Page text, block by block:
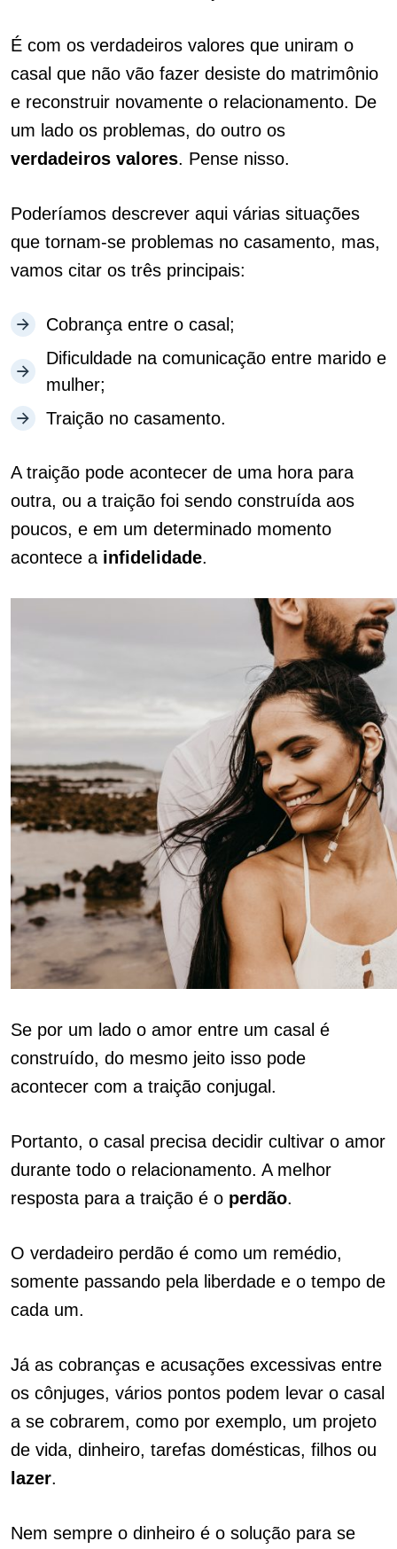
É com os verdadeiros valores que uniram o
casal que não vão fazer desiste do matrimônio
e reconstruir novamente o relacionamento. De
um lado os problemas, do outro os
verdadeiros valores. Pense nisso.
Poderíamos descrever aqui várias situações
que tornam-se problemas no casamento, mas,
vamos citar os três principais:
Cobrança entre o casal;
Dificuldade na comunicação entre marido e
mulher;
Traição no casamento.
A traição pode acontecer de uma hora para
outra, ou a traição foi sendo construída aos
poucos, e em um determinado momento
acontece a infidelidade.
Se por um lado o amor entre um casal é
construído, do mesmo jeito isso pode
acontecer com a traição conjugal.
Portanto, o casal precisa decidir cultivar o amor
durante todo o relacionamento. A melhor
resposta para a traição é o perdão.
O verdadeiro perdão é como um remédio,
somente passando pela liberdade e o tempo de
cada um.
Já as cobranças e acusações excessivas entre
os cônjuges, vários pontos podem levar o casal
a se cobrarem, como por exemplo, um projeto
de vida, dinheiro, tarefas domésticas, filhos ou
lazer.
Nem sempre o dinheiro é o solução para se